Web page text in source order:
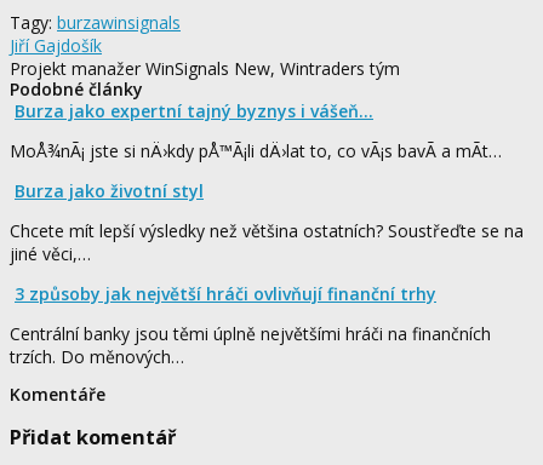
Tagy: burzawinsignals
Jiří Gajdošík
Projekt manažer WinSignals New, Wintraders tým
Podobné články
Burza jako expertní tajný byznys i vášeň...
MoÅ¾nÃ¡ jste si nÄ›kdy pÅ™Ã¡li dÄ›lat to, co vÃ¡s bavÃ­ a mÃ­t…
Burza jako životní styl
Chcete mít lepší výsledky než většina ostatních? Soustřeďte se na
jiné věci,…
3 způsoby jak největší hráči ovlivňují finanční trhy
Centrální banky jsou těmi úplně největšími hráči na finančních
trzích. Do měnových…
Komentáře
Přidat komentář